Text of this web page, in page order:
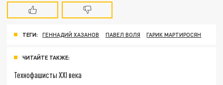
ТЕГИ: ГЕННАДИЙ ХАЗАНОВ ПАВЕЛ ВОЛЯ ГАРИК МАРТИРОСЯН
ЧИТАЙТЕ ТАКЖЕ:
Технофашисты XXI века